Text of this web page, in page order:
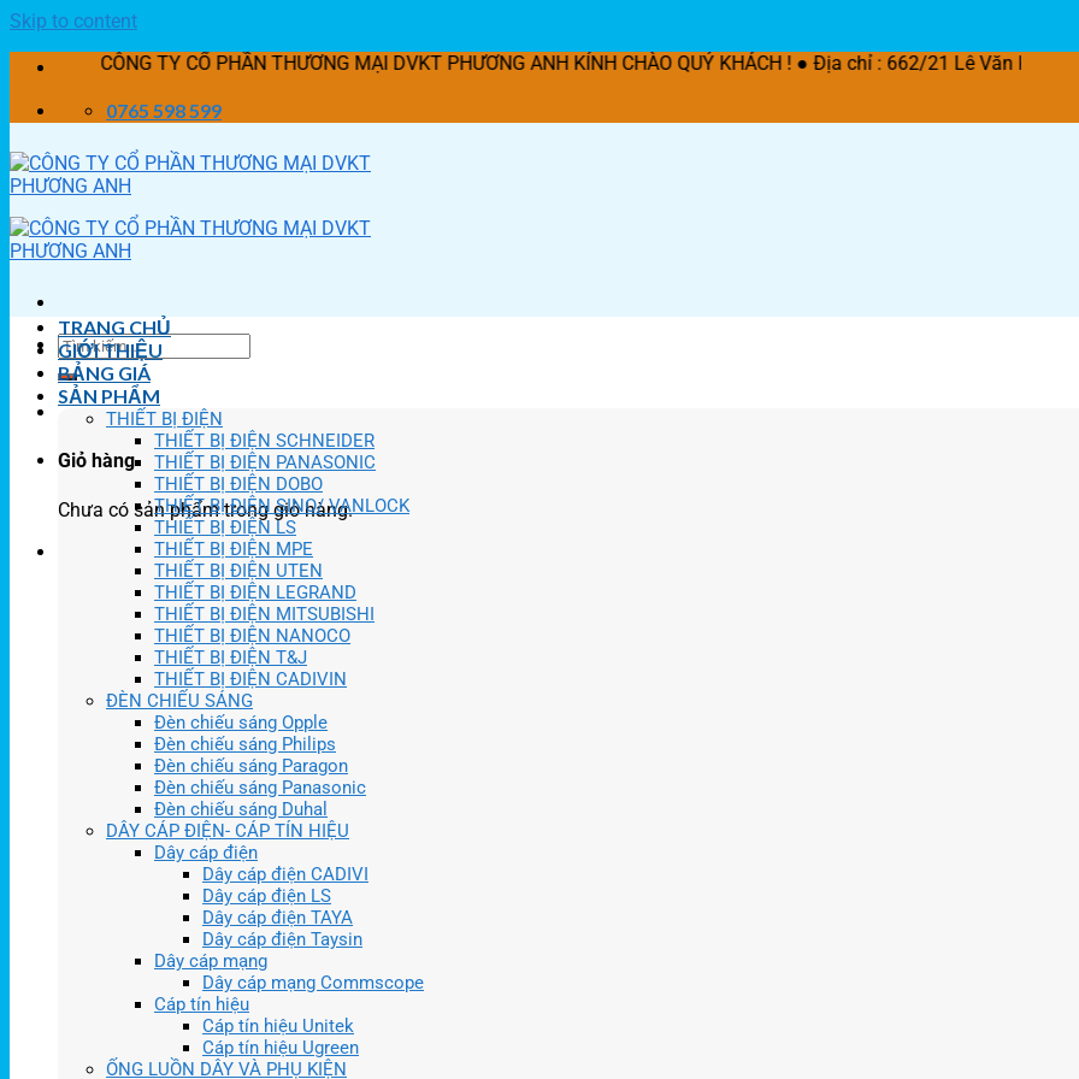
Skip to content
CÔNG TY CỔ PHẦN THƯƠNG MẠI DVKT PHƯƠNG ANH KÍNH CHÀO QUÝ KHÁCH ! ● Địa chỉ : 662/21 Lê Văn Khương, P.
0765 598 599
Giỏ hàng
Chưa có sản phẩm trong giỏ hàng.
TRANG CHỦ
GIỚI THIỆU
BẢNG GIÁ
SẢN PHẨM
THIẾT BỊ ĐIỆN
THIẾT BỊ ĐIỆN SCHNEIDER
THIẾT BỊ ĐIỆN PANASONIC
THIẾT BỊ ĐIỆN DOBO
THIẾT BỊ ĐIỆN SINO/ VANLOCK
THIẾT BỊ ĐIỆN LS
THIẾT BỊ ĐIỆN MPE
THIẾT BỊ ĐIỆN UTEN
THIẾT BỊ ĐIỆN LEGRAND
THIẾT BỊ ĐIỆN MITSUBISHI
THIẾT BỊ ĐIỆN NANOCO
THIẾT BỊ ĐIỆN T&J
THIẾT BỊ ĐIỆN CADIVIN
ĐÈN CHIẾU SÁNG
Đèn chiếu sáng Opple
Đèn chiếu sáng Philips
Đèn chiếu sáng Paragon
Đèn chiếu sáng Panasonic
Đèn chiếu sáng Duhal
DÂY CÁP ĐIỆN- CÁP TÍN HIỆU
Dây cáp điện
Dây cáp điện CADIVI
Dây cáp điện LS
Dây cáp điện TAYA
Dây cáp điện Taysin
Dây cáp mạng
Dây cáp mạng Commscope
Cáp tín hiệu
Cáp tín hiệu Unitek
Cáp tín hiệu Ugreen
ỐNG LUỒN DÂY VÀ PHỤ KIỆN